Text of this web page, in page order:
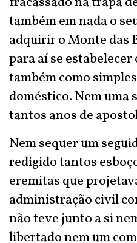
também em nada o
adquirir o Monte das
para aí se
também como
doméstico. Nem uma
tantos anos de
Nem sequer um
redigido tantos
eremitas que
administração civil
não teve junto a si
libertado nem um